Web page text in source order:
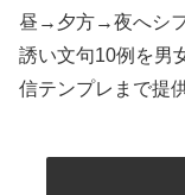
昼→夕方→夜へシフ
誘い文句10例を男
信テンプレまで提